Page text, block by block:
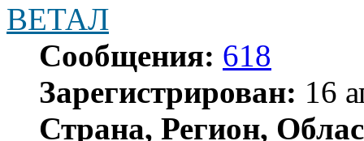
ВЕТАЛ
Сообщения: 618
Зарегистрирован: 16
Страна, Регион,